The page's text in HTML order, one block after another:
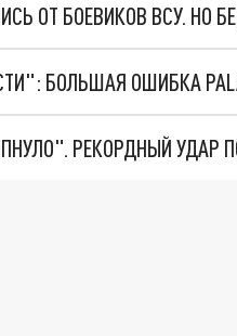
ОТ БОЕВИКОВ ВСУ. НО